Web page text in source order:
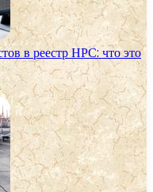
в реестр НРС: что это